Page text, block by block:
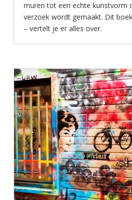
muren tot een echte kunstvorm
verzoek wordt gemaakt. Dit
– vertelt je er alles over.